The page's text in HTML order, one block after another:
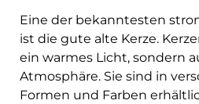
Eine der bekanntesten
ist die gute alte Kerze.
ein warmes Licht, sondern
Atmosphäre. Sie sind in
Formen und Farben